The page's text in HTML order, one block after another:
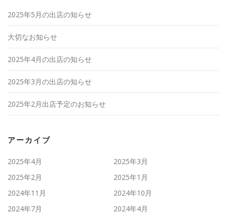
2025年5月の出店の知らせ
大切なお知らせ
2025年4月の出店の知らせ
2025年3月の出店の知らせ
2025年2月出店予定のお知らせ
アーカイブ
2025年4月
2025年3月
2025年2月
2025年1月
2024年11月
2024年10月
2024年7月
2024年4月